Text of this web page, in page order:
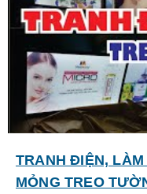
TRANH ĐIỆN,
MỎNG TREO